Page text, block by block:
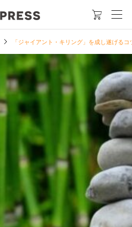

「ジャイアント・キリング」を成し遂げる